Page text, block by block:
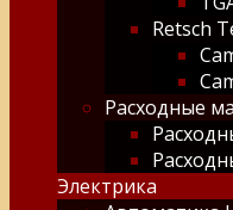
Retsch
Расходные
Электрика